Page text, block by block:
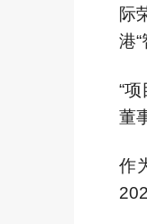
际
港
“
董
作